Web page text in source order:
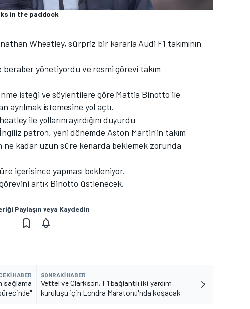
in the paddock
Wheatley, sürpriz bir kararla Audi F1 takımının
beraber yönetiyordu ve resmi görevi takım
isteği ve söylentilere göre Mattia Binotto ile
ayrılmak istemesine yol açtı.
ile yollarını ayırdığını duyurdu.
patron, yeni dönemde Aston Martin'in takım
kadar uzun süre kenarda beklemek zorunda
içerisinde yapması bekleniyor.
artık Binotto üstlenecek.
Paylaşın veya Kaydedin
HABER
sağlama
SONRAKI HABER
Vettel ve Clarkson, F1 bağlantılı iki yardım
kuruluşu için Londra Maratonu'nda koşacak